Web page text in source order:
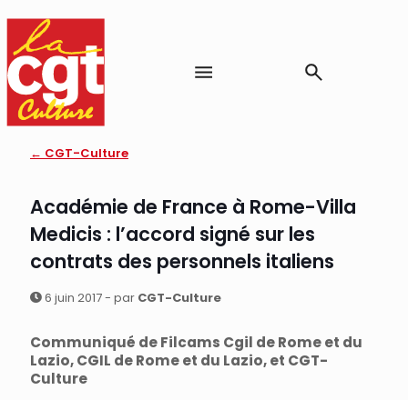
← CGT-Culture
Académie de France à Rome-Villa
Medicis : l’accord signé sur les
contrats des personnels italiens
6 juin 2017 - par CGT-Culture
Communiqué de Filcams Cgil de Rome et du
Lazio, CGIL de Rome et du Lazio, et CGT-
Culture